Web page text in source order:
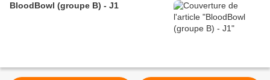
BloodBowl (groupe B) - J1